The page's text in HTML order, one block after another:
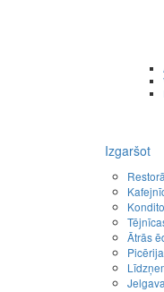
Izgaršot
Ātrās